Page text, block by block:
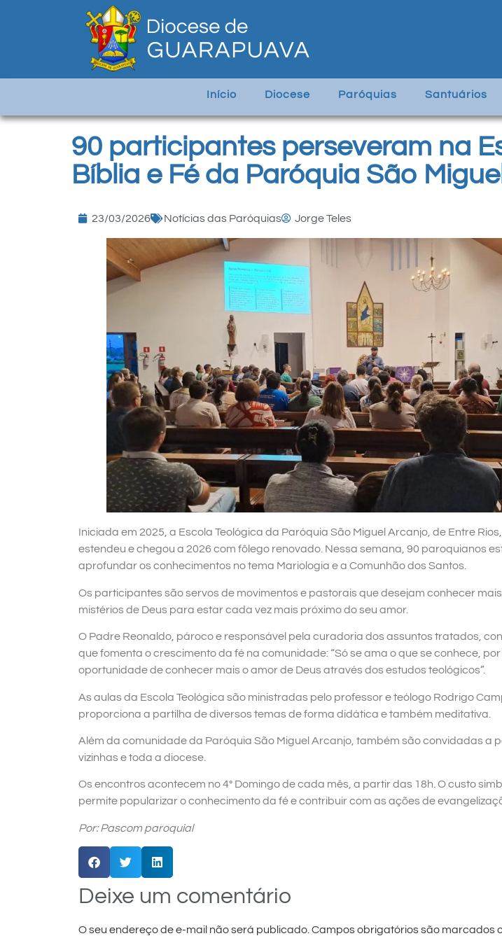
Início Diocese Paróquias Santuários
90 participantes perseveram na
Bíblia e Fé da Paróquia São
23/03/2026 Notícias das Paróquias Jorge Teles
Iniciada em 2025, a Escola Teológica da Paróquia São Miguel Arcanjo, de Entre
estendeu e chegou a 2026 com fôlego renovado. Nessa semana, 90 paroquianos
aprofundar os conhecimentos no tema Mariologia e a Comunhão dos Santos.
Os participantes são servos de movimentos e pastorais que desejam conhecer
mistérios de Deus para estar cada vez mais próximo do seu amor.
O Padre Reonaldo, pároco e responsável pela curadoria dos assuntos tratados,
que fomenta o crescimento da fé na comunidade: “Só se ama o que se conhece,
oportunidade de conhecer mais o amor de Deus através dos estudos teológicos”.
As aulas da Escola Teológica são ministradas pelo professor e teólogo Rodrigo
proporciona a partilha de diversos temas de forma didática e também meditativa.
Além da comunidade da Paróquia São Miguel Arcanjo, também são convidadas a
vizinhas e toda a diocese.
Os encontros acontecem no 4° Domingo de cada mês, a partir das 18h. O custo
permite popularizar o conhecimento da fé e contribuir com as ações de
Por: Pascom paroquial
Deixe um comentário
O seu endereço de e-mail não será publicado. Campos obrigatórios são marcados